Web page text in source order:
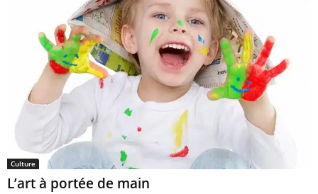
Culture
L’art à portée de main